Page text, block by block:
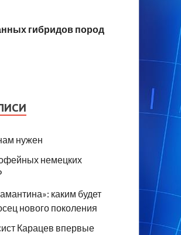
гибридов пород
нужен
немецких
каким будет
нового поколения
Карацев впервые